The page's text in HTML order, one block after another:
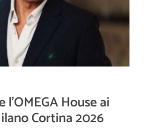
House ai
Cortina 2026